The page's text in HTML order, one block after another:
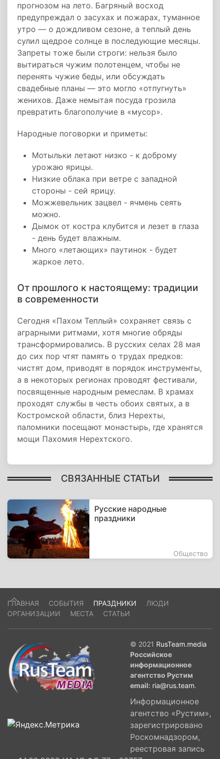
прогнозом на лето. Багряный восход
предупреждал о засухах и пожарах, туманное
утро — о дождливом сезоне, а теплый день
сулил щедрое солнце в последующие месяцы.
Запреты тоже были строги: нельзя было
вытираться чужим полотенцем, чтобы не
перенять чужие беды, или обсуждать
свадебные планы — это могло «отпугнуть»
женихов. Даже немытая посуда грозила
превратить благополучие в «мусор».
Народные поговорки и приметы:
Мотыльки летают низко - к доброму
урожаю ярицы.
Низкие облака при ветре с западной
стороны - сей ярицу.
Можжевельник зацвел - ячмень сеять
можно.
Дымок от костра клубится и лезет в глаза
- день будет влажным.
Много «летающих» паутинок - будет
жаркое лето.
От прошлого к настоящему: традиции
в современности
Сегодня «Пахом Теплый» сохраняет связь с
аграрными ритмами, хотя многие обряды
трансформировались. В русских селах 28 мая
до сих пор чтят память о трудах предков:
чистят дом, приводят в порядок инструменты,
а в некоторых регионах проводят фестивали,
посвященные народным ремеслам. В храмах
проходят службы в честь обоих святых, а в
Костромской области, близ Нерехты,
паломники посещают монастырь, где хранятся
мощи Пахомия Нерехтского.
СВЯЗАННЫЕ СТАТЬИ
Русские народные
праздники
Общество
ГЛАВНАЯ СОБЫТИЯ ПРАЗДНИКИ
ЛЮДИ
ОРГАНИЗАЦИИ
МЕСТА СТАТЬИ
© 2021 RusTeam.media
Российское
информационное
агентство Рустим
email: ria@rus.team.
Информационное
агентство «Рустим»,
зарегистрировано
Роскомнадзором,
реестровая запись